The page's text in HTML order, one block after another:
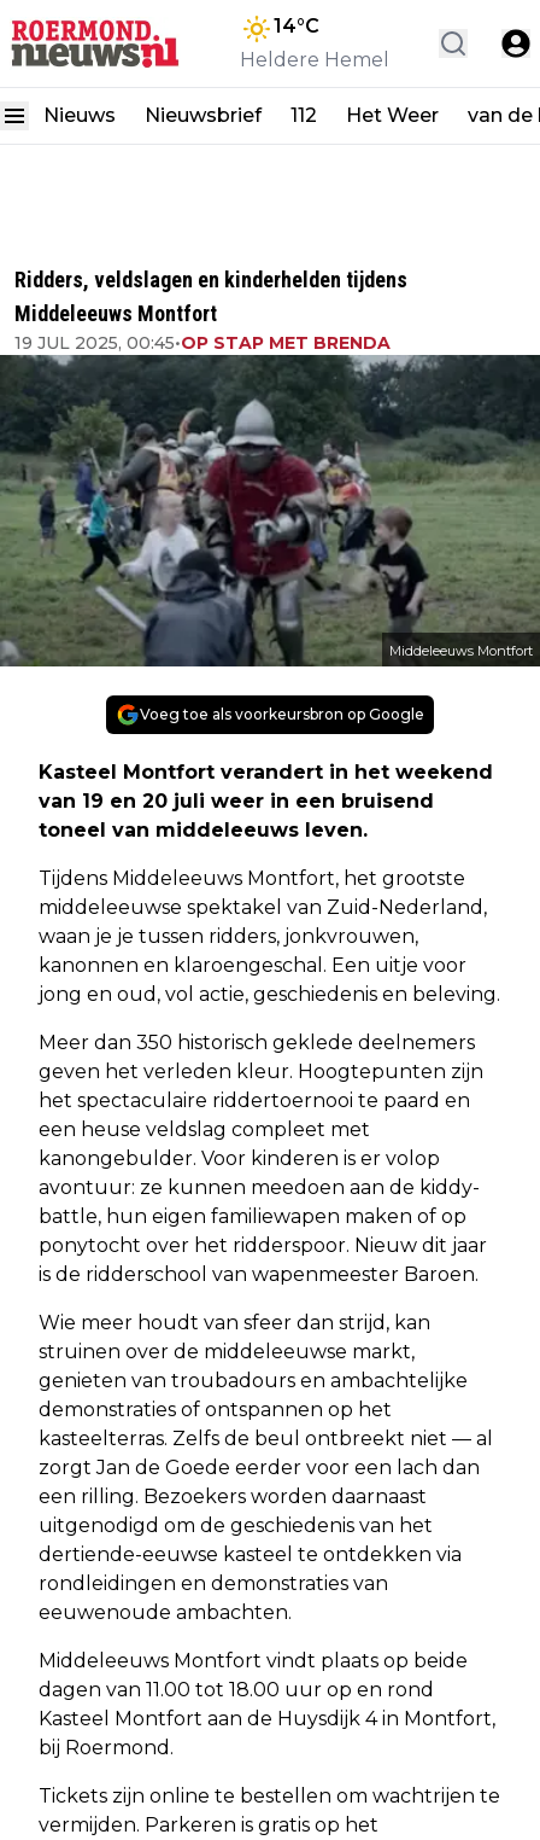
14°C
Heldere Hemel
Nieuws Nieuwsbrief 112 Het Weer van de
Ridders, veldslagen en kinderhelden tijdens
Middeleeuws Montfort
19 JUL 2025, 00:45•OP STAP MET BRENDA
Middeleeuws Montfort
Voeg toe als voorkeursbron op Google
Kasteel Montfort verandert in het weekend
van 19 en 20 juli weer in een bruisend
toneel van middeleeuws leven.
Tijdens Middeleeuws Montfort, het grootste
middeleeuwse spektakel van Zuid-Nederland,
waan je je tussen ridders, jonkvrouwen,
kanonnen en klaroengeschal. Een uitje voor
jong en oud, vol actie, geschiedenis en beleving.
Meer dan 350 historisch geklede deelnemers
geven het verleden kleur. Hoogtepunten zijn
het spectaculaire riddertoernooi te paard en
een heuse veldslag compleet met
kanongebulder. Voor kinderen is er volop
avontuur: ze kunnen meedoen aan de kiddy-
battle, hun eigen familiewapen maken of op
ponytocht over het ridderspoor. Nieuw dit jaar
is de ridderschool van wapenmeester Baroen.
Wie meer houdt van sfeer dan strijd, kan
struinen over de middeleeuwse markt,
genieten van troubadours en ambachtelijke
demonstraties of ontspannen op het
kasteelterras. Zelfs de beul ontbreekt niet — al
zorgt Jan de Goede eerder voor een lach dan
een rilling. Bezoekers worden daarnaast
uitgenodigd om de geschiedenis van het
dertiende-eeuwse kasteel te ontdekken via
rondleidingen en demonstraties van
eeuwenoude ambachten.
Middeleeuws Montfort vindt plaats op beide
dagen van 11.00 tot 18.00 uur op en rond
Kasteel Montfort aan de Huysdijk 4 in Montfort,
bij Roermond.
Tickets zijn online te bestellen om wachtrijen te
vermijden. Parkeren is gratis op het